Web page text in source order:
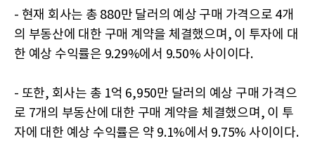
- 현재 회사는 총 880만 달러의 예상 구매 가격으로 4개
의 부동산에 대한 구매 계약을 체결했으며, 이 투자에 대
한 예상 수익률은 9.29%에서 9.50% 사이이다.
- 또한, 회사는 총 1억 6,950만 달러의 예상 구매 가격으
로 7개의 부동산에 대한 구매 계약을 체결했으며, 이 투
자에 대한 예상 수익률은 약 9.1%에서 9.75% 사이이다.